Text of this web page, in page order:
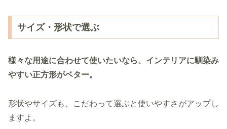
サイズ・形状で選ぶ
様々な用途に合わせて使いたいなら、インテリアに馴染み
やすい正方形がベター。
形状やサイズも、こだわって選ぶと使いやすさがアップし
ますよ。